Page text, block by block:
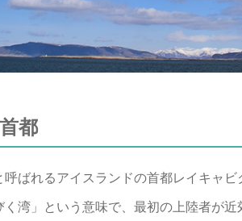
都
呼ばれるアイスランドの首都レイキャビ
湾」という意味で、最初の上陸者が